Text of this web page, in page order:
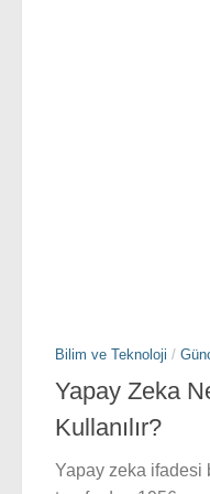
Bilim ve Teknoloji /
Yapay Zeka
Kullanılır?
Yapay zeka ifadesi